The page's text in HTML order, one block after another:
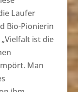
Laufer
Bio-Pionierin
ist die
Man